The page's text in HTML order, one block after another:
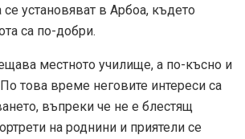
установяват в Арбоа, където
са по-добри.
местното училище, а по-късно и
това време неговите интереси са
въпреки че не е блестящ
на роднини и приятели се